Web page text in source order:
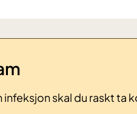
skal du raskt ta